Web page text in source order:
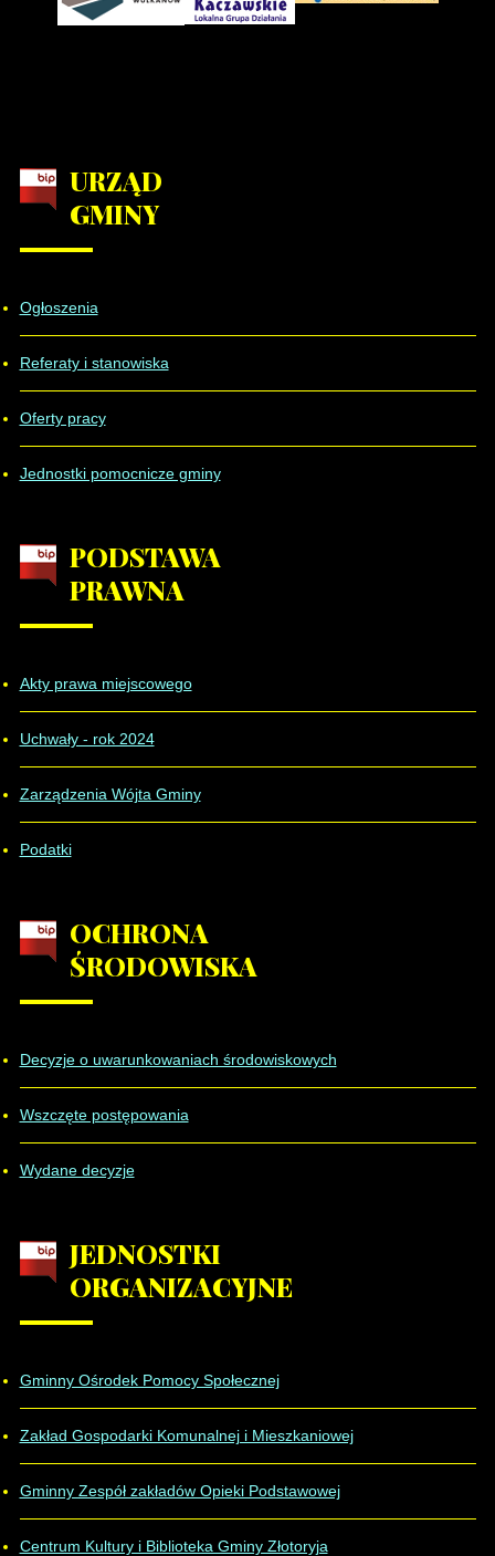
URZĄD
GMINY
Ogłoszenia
Referaty i stanowiska
Oferty pracy
Jednostki pomocnicze gminy
PODSTAWA
PRAWNA
Akty prawa miejscowego
Uchwały - rok 2024
Zarządzenia Wójta Gminy
Podatki
OCHRONA
ŚRODOWISKA
Decyzje o uwarunkowaniach środowiskowych
Wszczęte postępowania
Wydane decyzje
JEDNOSTKI
ORGANIZACYJNE
Gminny Ośrodek Pomocy Społecznej
Zakład Gospodarki Komunalnej i Mieszkaniowej
Gminny Zespół zakładów Opieki Podstawowej
Centrum Kultury i Biblioteka Gminy Złotoryja